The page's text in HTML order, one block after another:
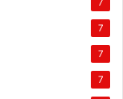
7
7
7